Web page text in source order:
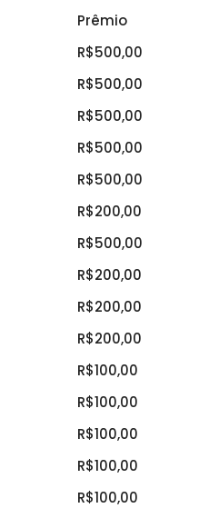
Prêmio
R$500,00
R$500,00
R$500,00
R$500,00
R$500,00
R$200,00
R$500,00
R$200,00
R$200,00
R$200,00
R$100,00
R$100,00
R$100,00
R$100,00
R$100,00